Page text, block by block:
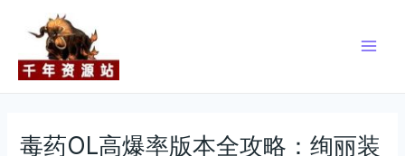
毒药OL高爆率版本全攻略：绚丽装
navigation